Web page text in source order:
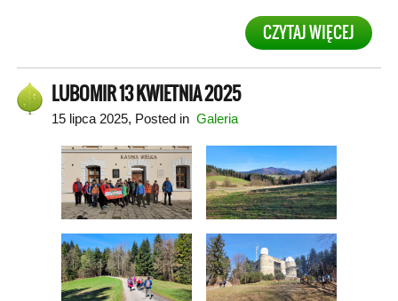
CZYTAJ WIĘCEJ
LUBOMIR 13 KWIETNIA 2025
15 lipca 2025, Posted in Galeria